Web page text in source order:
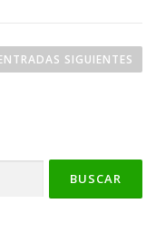
SIGUIENTES